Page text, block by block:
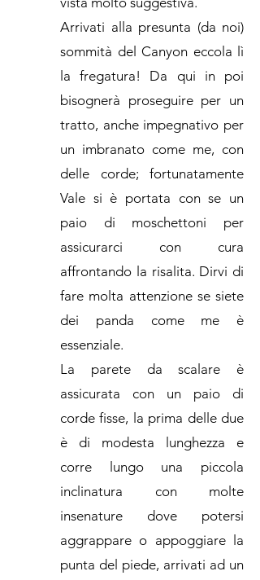
Arrivati alla presunta (da noi)
sommità del Canyon eccola lì
la fregatura! Da qui in poi
bisognerà proseguire per un
tratto, anche impegnativo per
un imbranato come me, con
delle corde; fortunatamente
Vale si è portata con se un
paio di moschettoni per
assicurarci con cura
affrontando la risalita. Dirvi di
fare molta attenzione se siete
dei panda come me è
essenziale.
La parete da scalare è
assicurata con un paio di
corde fisse, la prima delle due
è di modesta lunghezza e
corre lungo una piccola
inclinatura con molte
insenature dove potersi
aggrappare o appoggiare la
punta del piede, arrivati ad un